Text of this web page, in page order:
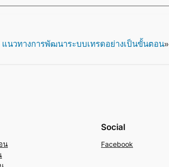
แนวทางการพัฒนาระบบเทรดอย่างเป็นขั้นตอน»
น
Social
Facebook